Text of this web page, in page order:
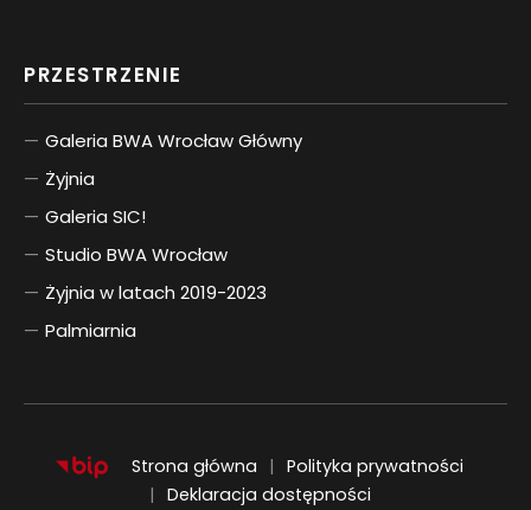
PRZESTRZENIE
Galeria BWA Wrocław Główny
Żyjnia
Galeria SIC!
Studio BWA Wrocław
Żyjnia w latach 2019-2023
Palmiarnia
Strona główna
Polityka prywatności
Deklaracja dostępności